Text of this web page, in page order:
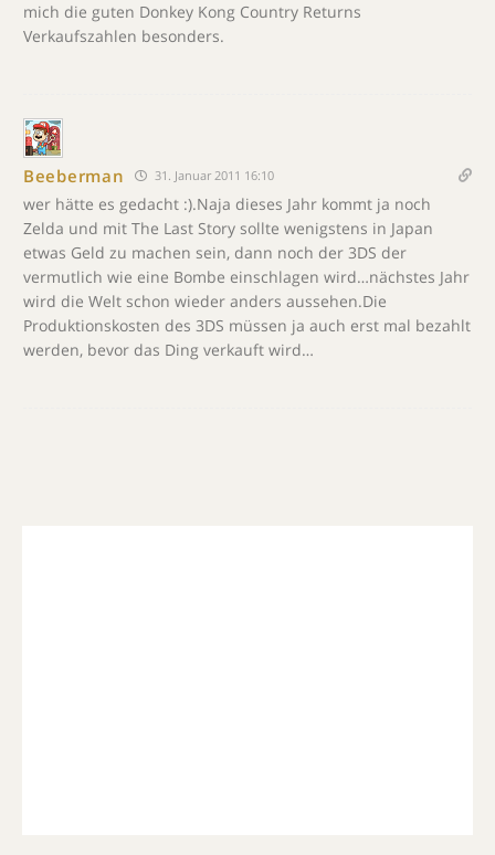
mich die guten Donkey Kong Country Returns
Verkaufszahlen besonders.
Beeberman 31. Januar 2011 16:10
wer hätte es gedacht :).Naja dieses Jahr kommt ja noch
Zelda und mit The Last Story sollte wenigstens in Japan
etwas Geld zu machen sein, dann noch der 3DS der
vermutlich wie eine Bombe einschlagen wird…nächstes Jahr
wird die Welt schon wieder anders aussehen.Die
Produktionskosten des 3DS müssen ja auch erst mal bezahlt
werden, bevor das Ding verkauft wird…